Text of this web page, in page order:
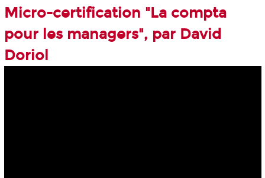
Micro-certification "La compta
pour les managers", par David
Doriol